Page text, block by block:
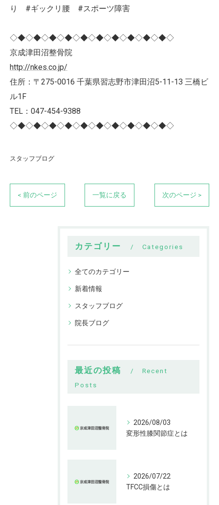
り #ギックリ腰 #スポーツ障害
◇◆◇◆◇◆◇◆◇◆◇◆◇◆◇◆◇◆◇◆◇
京成津田沼整骨院
http://nkes.co.jp/
住所：〒275-0016 千葉県習志野市津田沼5-11-13 三橋ビ
ル1F
TEL：047-454-9388
◇◆◇◆◇◆◇◆◇◆◇◆◇◆◇◆◇◆◇◆◇
スタッフブログ
< 前のページ 一覧に戻る 次のページ >
カテゴリー Categories
全てのカテゴリー
新着情報
スタッフブログ
院長ブログ
最近の投稿
Recent
Posts
2026/08/03
変形性膝関節症とは
2026/07/22
TFCC損傷とは